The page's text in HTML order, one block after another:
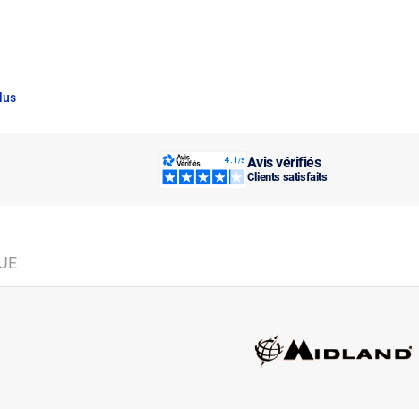
Avis vérifiés
Clients satisfaits